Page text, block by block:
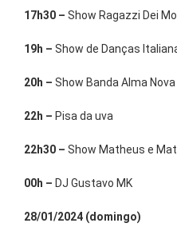
17h30 – Show Ragazzi Dei
19h – Show de Danças
20h – Show Banda Alma Nova
22h – Pisa da uva
22h30 – Show Matheus e
00h – DJ Gustavo MK
28/01/2024 (domingo)